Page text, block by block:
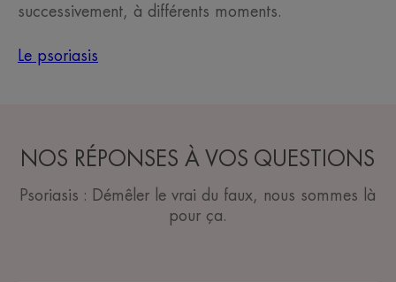
successivement, à différents moments.
Le psoriasis
NOS RÉPONSES À VOS QUESTIONS
Psoriasis : Démêler le vrai du faux, nous sommes là
pour ça.